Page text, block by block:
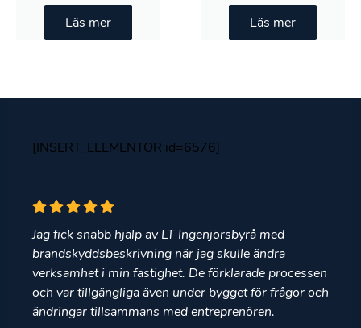
Läs mer Läs mer
[INSERT_ELEMENTOR id=6576]
Jag fick snabb hjälp av LT Ingenjörsbyrå med
brandskyddsbeskrivning när jag skulle ändra
verksamhet i min fastighet. De förklarade processen
och var tillgängliga även under bygget för frågor och
ändringar tillsammans med entreprenören.